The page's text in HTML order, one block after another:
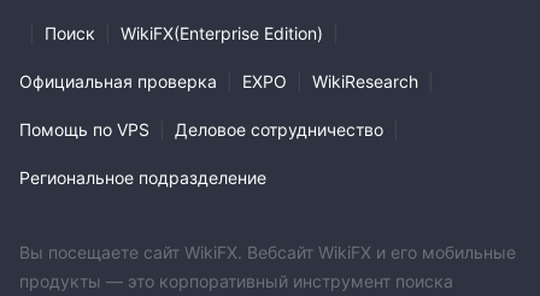
Поиск WikiFX(Enterprise Edition)
Официальная проверка EXPO WikiResearch
Помощь по VPS Деловое сотрудничество
Региональное подразделение
Вы посещаете сайт WikiFX. Вебсайт WikiFX и его мобильные
продукты — это корпоративный инструмент поиска